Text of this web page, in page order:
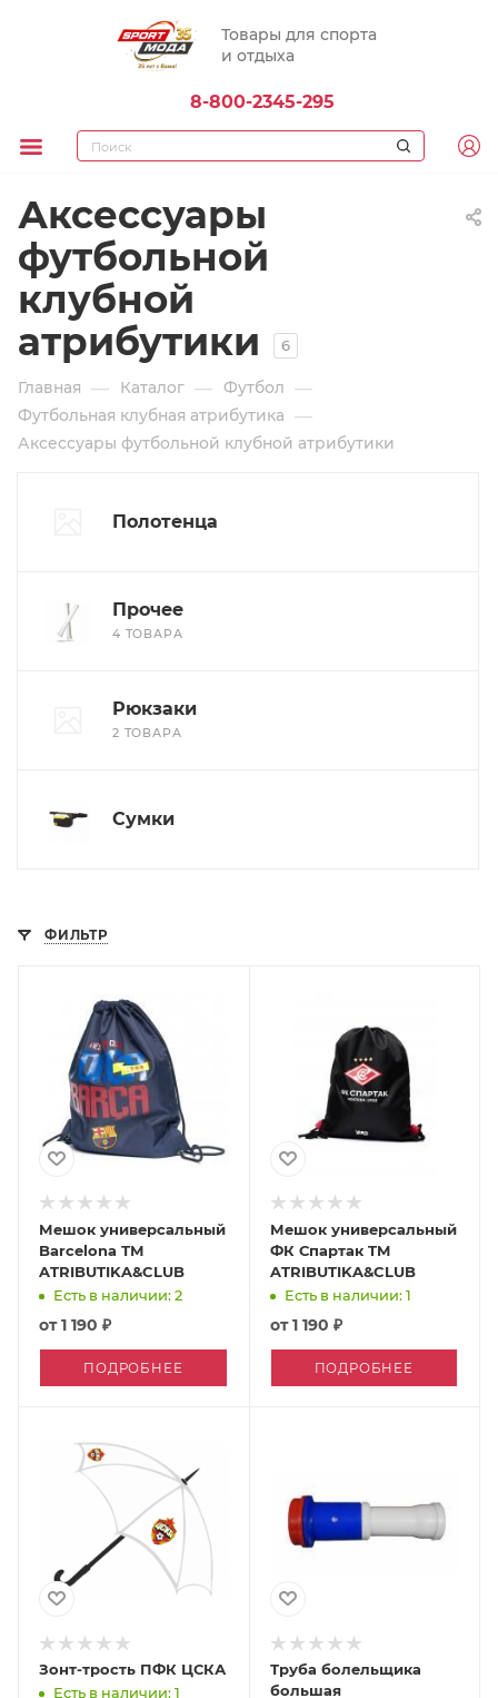
Товары для спорта
и отдыха
8-800-2345-295
Аксессуары
футбольной
клубной
атрибутики
6
Главная — Каталог — Футбол —
Футбольная клубная атрибутика —
Аксессуары футбольной клубной атрибутики
Полотенца
Прочее
4 ТОВАРА
Рюкзаки
2 ТОВАРА
Сумки
ФИЛЬТР
Мешок универсальный
Barcelona ТМ
ATRIBUTIKA&CLUB
Есть в наличии: 2
от1 190 ₽
ПОДРОБНЕЕ
Мешок универсальный
ФК Спартак TM
ATRIBUTIKA&CLUB
Есть в наличии: 1
от1 190 ₽
ПОДРОБНЕЕ
Зонт-трость ПФК ЦСКА
Есть в наличии: 1
Труба болельщика
большая